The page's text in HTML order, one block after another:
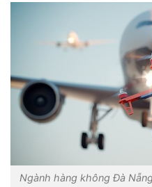
Ngành hàng không Đà